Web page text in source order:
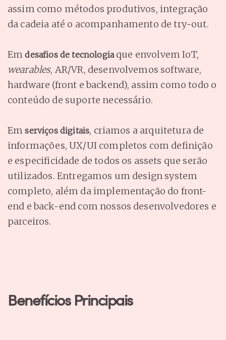
assim como métodos produtivos, integração
da cadeia até o acompanhamento detry-out.
Emdesafios de tecnologiaque envolvem IoT,
wearables, AR/VR, desenvolvemos software,
hardware (front e backend), assim como todo o
conteúdo de suporte necessário.
Emserviços digitais, criamos a arquitetura de
informações, UX/UI completos com definição
e especificidade de todos os assets que serão
utilizados. Entregamos um design system
completo, além da implementação do front-
end e back-end com nossos desenvolvedores e
parceiros.
Benefícios Principais